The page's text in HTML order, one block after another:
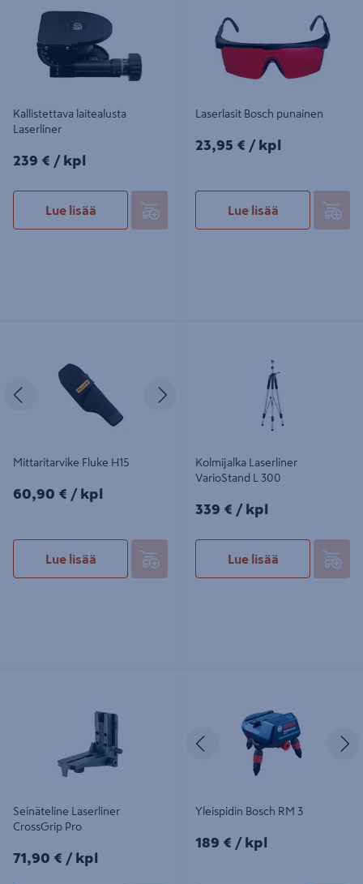
Kallistettava laitealusta
Laserliner
239€/kpl
239 € / kpl
Lue lisää
Laserlasit Bosch punainen
23,95€/kpl
23,95 € / kpl
Lue lisää
Edellinen
Mittaritarvike Fluke H15
60,90€/kpl
60,90 € / kpl
Lue lisää
Kolmijalka Laserliner
VarioStand L 300
339€/kpl
339 € / kpl
Lue lisää
Seinäteline Laserliner
CrossGrip Pro
71,90€/kpl
71,90 € / kpl
Edellinen
Yleispidin Bosch RM 3
189€/kpl
189 € / kpl